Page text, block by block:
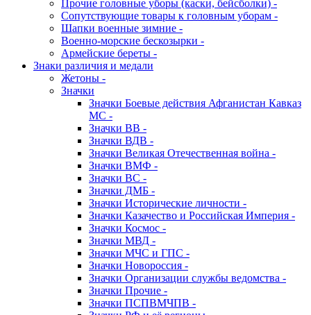
Прочие головные уборы (каски, бейсболки) -
Сопутствующие товары к головным уборам -
Шапки военные зимние -
Военно-морские бескозырки -
Армейские береты -
Знаки различия и медали
Жетоны -
Значки
Значки Боевые действия Афганистан Кавказ
МС -
Значки ВВ -
Значки ВДВ -
Значки Великая Отечественная война -
Значки ВМФ -
Значки ВС -
Значки ДМБ -
Значки Исторические личности -
Значки Казачество и Российская Империя -
Значки Космос -
Значки МВД -
Значки МЧС и ГПС -
Значки Новороссия -
Значки Организации службы ведомства -
Значки Прочие -
Значки ПСПВМЧПВ -